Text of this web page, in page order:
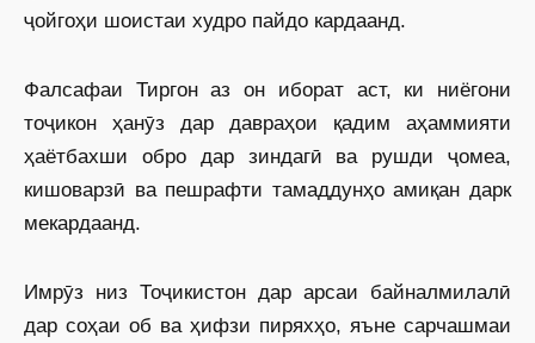
ҷойгоҳи шоистаи худро пайдо кардаанд.
Фалсафаи Тиргон аз он иборат аст, ки ниёгони
тоҷикон ҳанӯз дар давраҳои қадим аҳаммияти
ҳаётбахши обро дар зиндагӣ ва рушди ҷомеа,
кишоварзӣ ва пешрафти тамаддунҳо амиқан дарк
мекардаанд.
Имрӯз низ Тоҷикистон дар арсаи байналмилалӣ
дар соҳаи об ва ҳифзи пиряхҳо, яъне сарчашмаи